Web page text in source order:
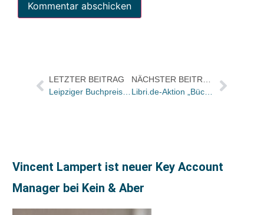
LETZTER BEITRAG
Leipziger Buchpreis zur Europäischen Verständigung: Vorschläge für 2005 gesucht
NÄCHSTER BEITRAG
Libri.de-Aktion „Bücher in 24 Stunden oder 20 Euro“ steigert Kundenfrequenz
Vincent Lampert ist neuer Key Account
Manager bei Kein & Aber